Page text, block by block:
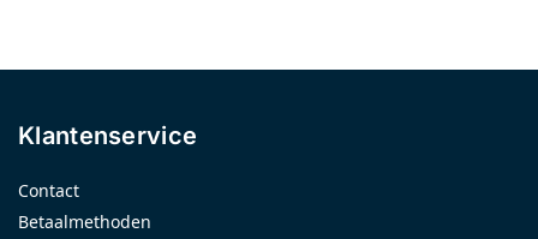
Klantenservice
Contact
Betaalmethoden